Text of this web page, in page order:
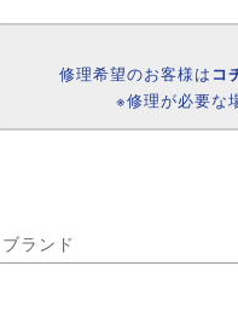
修理希望のお客様は コ
※修理が必要な
ブランド